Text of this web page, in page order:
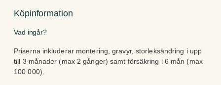
Köpinformation
Vad ingår?
Priserna inkluderar montering, gravyr, storleksändring i upp
till 3 månader (max 2 gånger) samt försäkring i 6 mån (max
100 000).